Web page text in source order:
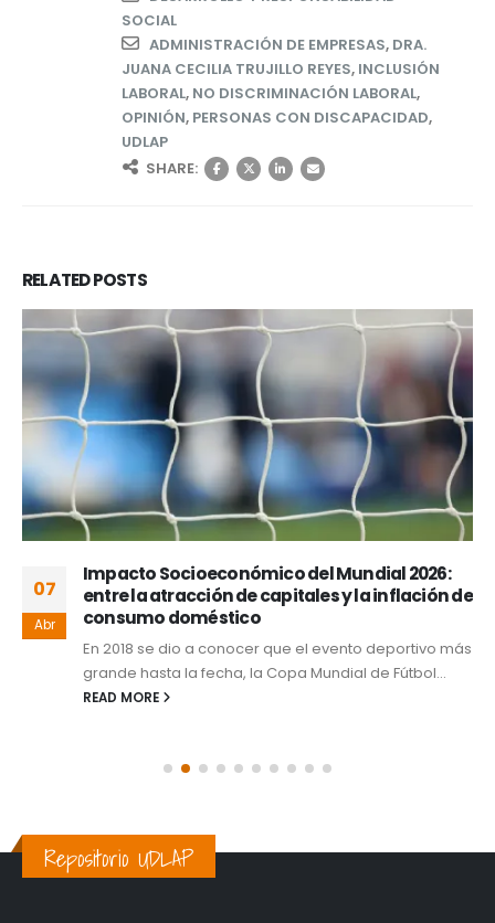
SOCIAL
ADMINISTRACIÓN DE EMPRESAS, DRA.
JUANA CECILIA TRUJILLO REYES, INCLUSIÓN
LABORAL, NO DISCRIMINACIÓN LABORAL,
OPINIÓN, PERSONAS CON DISCAPACIDAD,
UDLAP
SHARE:
RELATEDPOSTS
07
Abr
Impacto Socioeconómico del Mundial 2026:
entre la atracción de capitales y la inflación de
consumo doméstico
En 2018 se dio a conocer que el evento deportivo más
grande hasta la fecha, la Copa Mundial de Fútbol...
READ MORE
Repositorio UDLAP